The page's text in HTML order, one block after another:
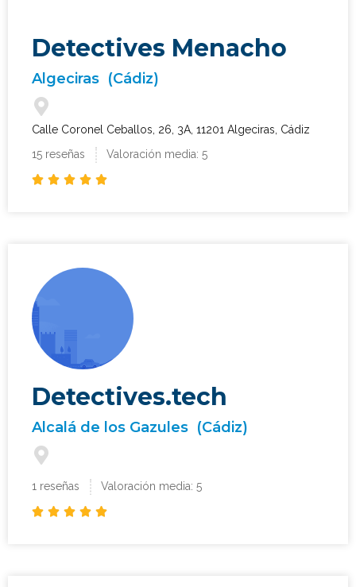
Detectives Menacho
Algeciras (Cádiz)
Calle Coronel Ceballos, 26, 3A, 11201 Algeciras, Cádiz
15 reseñas
Valoración media: 5
    
Detectives.tech
Alcalá de los Gazules (Cádiz)
1 reseñas Valoración media: 5
    